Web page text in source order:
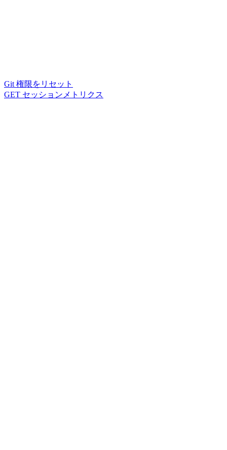
Git 権限をリセット
GET セッションメトリクス